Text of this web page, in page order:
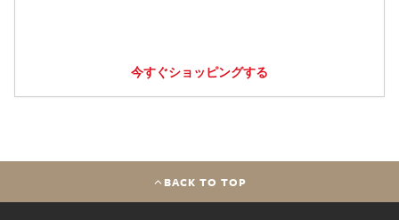
今すぐショッピングする
BACK TO TOP